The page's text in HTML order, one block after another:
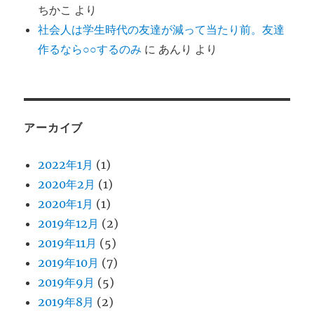
ちかこ より
社会人は学生時代の友達が減って当たり前。友達
作るなら○○するのみ に あんり より
アーカイブ
2022年1月 (1)
2020年2月 (1)
2020年1月 (1)
2019年12月 (2)
2019年11月 (5)
2019年10月 (7)
2019年9月 (5)
2019年8月 (2)